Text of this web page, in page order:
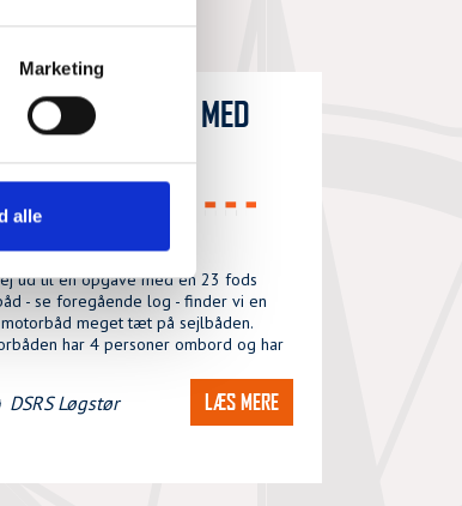
Marketing
alle
MOTORBÅD MED
ud til en opgave med en 23 fods
- se foregående log - finder vi en
meget tæt på sejlbåden.
har 4 personer ombord og har
DSRS Løgstør LÆS MERE